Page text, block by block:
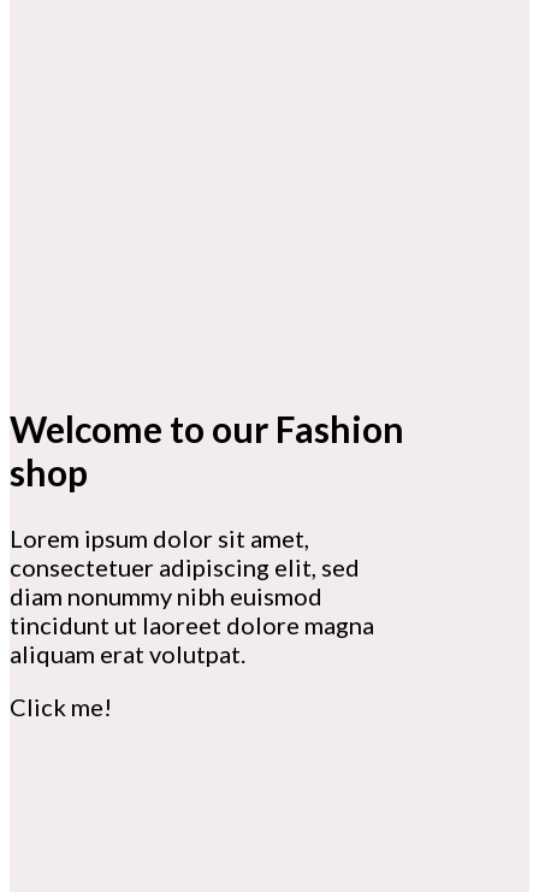
Welcome to our Fashion
shop
Lorem ipsum dolor sit amet,
consectetuer adipiscing elit, sed
diam nonummy nibh euismod
tincidunt ut laoreet dolore magna
aliquam erat volutpat.
Click me!